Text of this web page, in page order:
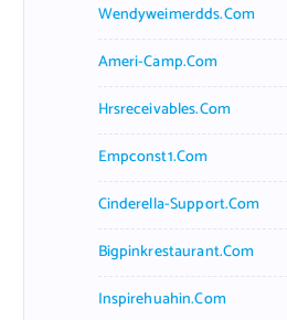
Wendyweimerdds.com
Ameri-Camp.com
Hrsreceivables.com
Empconst1.com
Cinderella-Support.com
Bigpinkrestaurant.com
Inspirehuahin.com